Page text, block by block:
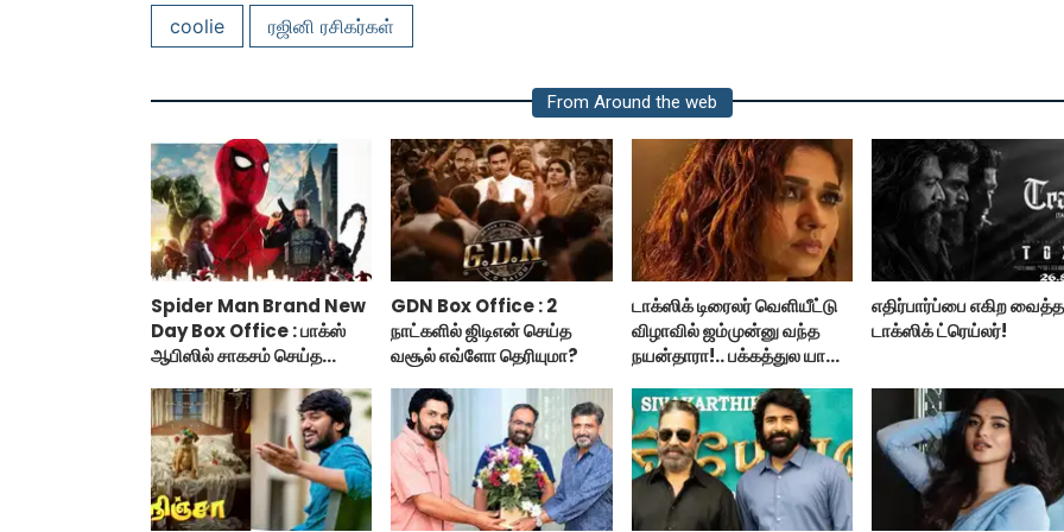
coolie ரஜினி ரசிகர்கள்
From Around the web
Spider Man Brand New
Day Box Office : பாக்ஸ்
ஆபிஸில் சாகசம் செய்த
டே!
GDN Box Office : 2
நாட்களில் ஜிடிஎன் செய்த
வசூல் எவ்ளோ தெரியுமா?
டாக்ஸிக் டிரைலர் வெளியீட்டு
விழாவில் ஜம்முன்னு வந்த
நயன்தாரா!.. பக்கத்துல யாரு
எதிர்பார்ப்பை எகிற வைத்த
டாக்ஸிக் ட்ரெய்லர்!